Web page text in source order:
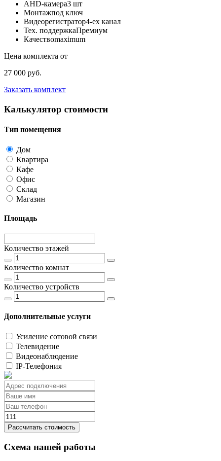
AHD-камера3 шт
Монтажпод ключ
Видеорегистратор4-ех канал
Тех. поддержкаПремиум
Качествоmaximum
Цена комплекта от
27 000 руб.
Заказать комплект
Калькулятор стоимости
Тип помещения
Дом
Квартира
Кафе
Офис
Склад
Магазин
Площадь
Количество этажей
Количество комнат
Количество устройств
Дополнительные услуги
Усиление сотовой связи
Телевидение
Видеонаблюдение
IP-Телефония
Рассчитать стоимость
Схема нашей работы